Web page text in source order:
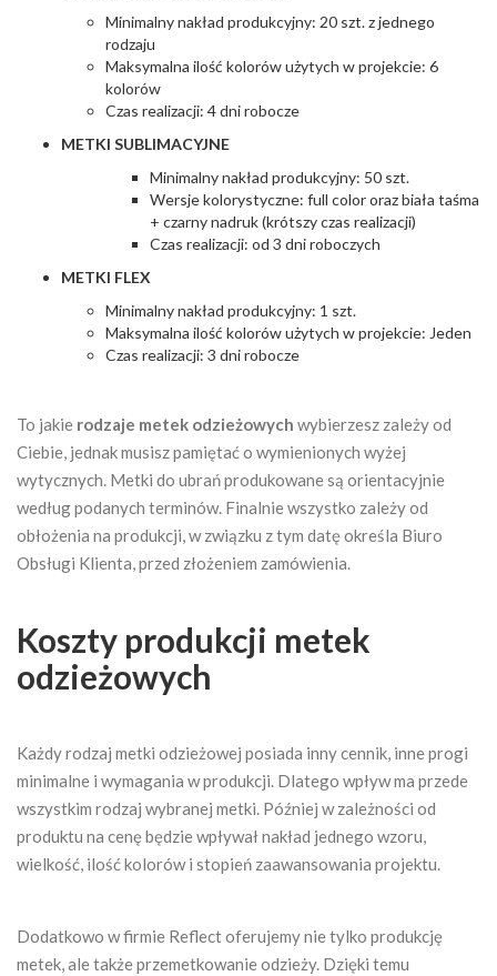
Minimalny nakład produkcyjny: 20 szt. z jednego
rodzaju
Maksymalna ilość kolorów użytych w projekcie: 6
kolorów
Czas realizacji: 4 dni robocze
METKI SUBLIMACYJNE
Minimalny nakład produkcyjny: 50 szt.
Wersje kolorystyczne: full color oraz biała taśma
+ czarny nadruk (krótszy czas realizacji)
Czas realizacji: od 3 dni roboczych
METKI FLEX
Minimalny nakład produkcyjny: 1 szt.
Maksymalna ilość kolorów użytych w projekcie: Jeden
Czas realizacji: 3 dni robocze
To jakie rodzaje metek odzieżowych wybierzesz zależy od
Ciebie, jednak musisz pamiętać o wymienionych wyżej
wytycznych. Metki do ubrańprodukowane są orientacyjnie
według podanych terminów. Finalnie wszystko zależy od
obłożenia na produkcji, w związku z tym datę określa Biuro
Obsługi Klienta, przed złożeniem zamówienia.
Koszty produkcji metek
odzieżowych
Każdy rodzaj metki odzieżowej posiada inny cennik, inne progi
minimalne i wymagania w produkcji. Dlatego wpływ ma przede
wszystkim rodzaj wybranej metki. Później w zależności od
produktu na cenę będzie wpływał nakład jednego wzoru,
wielkość, ilość kolorów i stopień zaawansowania projektu.
Dodatkowo w firmie Reflect oferujemy nie tylko produkcję
metek, ale także przemetkowanie odzieży. Dzięki temu